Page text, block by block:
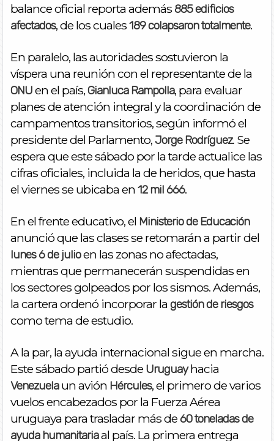
balance oficial reporta además885 edificios
afectados, de los cuales189 colapsaron totalmente.
En paralelo, las autoridades sostuvieron la
víspera una reunión con el representante de la
ONUen el país,Gianluca Rampolla, para evaluar
planes de atención integral y la coordinación de
campamentos transitorios, según informó el
presidente del Parlamento, Jorge Rodríguez. Se
espera que este sábado por la tarde actualice las
cifras oficiales, incluida la de heridos, que hasta
el viernes se ubicaba en 12 mil 666.
En el frente educativo, el Ministerio de Educación
anunció que las clases se retomarán a partir del
lunes 6 de julioen las zonas no afectadas,
mientras que permanecerán suspendidas en
los sectores golpeados por los sismos. Además,
la cartera ordenó incorporar la gestión de riesgos
como tema de estudio.
A la par, la ayuda internacional sigue en marcha.
Este sábado partió desde Uruguayhacia
Venezuelaun avión Hércules, el primero de varios
vuelos encabezados por la Fuerza Aérea
uruguaya para trasladar más de60 toneladas de
ayuda humanitariaal país. La primera entrega